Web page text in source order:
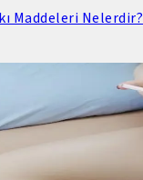
Maddeleri Nelerdir?